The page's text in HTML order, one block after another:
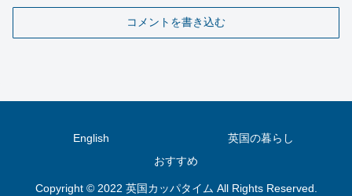
コメントを書き込む
English
英国の暮らし
おすすめ
Copyright © 2022 英国カッパタイム All Rights Reserved.